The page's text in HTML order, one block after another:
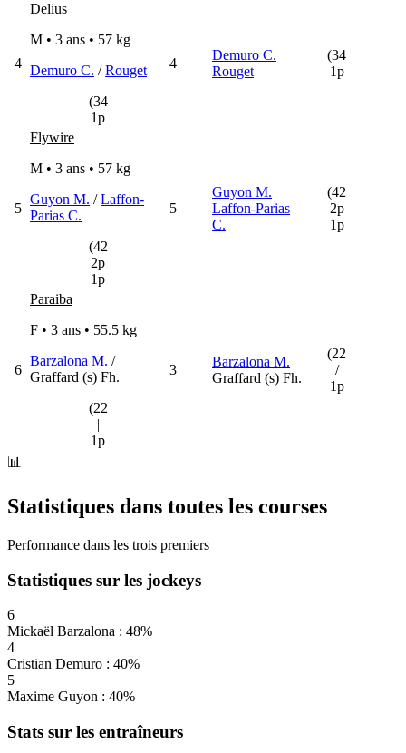
4
Delius
M • 3 ans • 57 kg
Demuro C. /Rouget
(34
1p
4
Demuro C.
Rouget
(34
1p
5
Flywire
M • 3 ans • 57 kg
Guyon M. /Laffon-
Parias C.
(42
2p
1p
5
Guyon M.
Laffon-Parias
C.
(42
2p
1p
6
Paraiba
F • 3 ans • 55.5 kg
Barzalona M. /
Graffard (s) Fh.
(22
|
1p
3
Barzalona M.
Graffard (s) Fh.
(22
/
1p
📊
Statistiques dans toutes les courses
Performance dans les trois premiers
Statistiques sur les jockeys
6
Mickaël Barzalona : 48%
4
Cristian Demuro : 40%
5
Maxime Guyon : 40%
Stats sur les entraîneurs